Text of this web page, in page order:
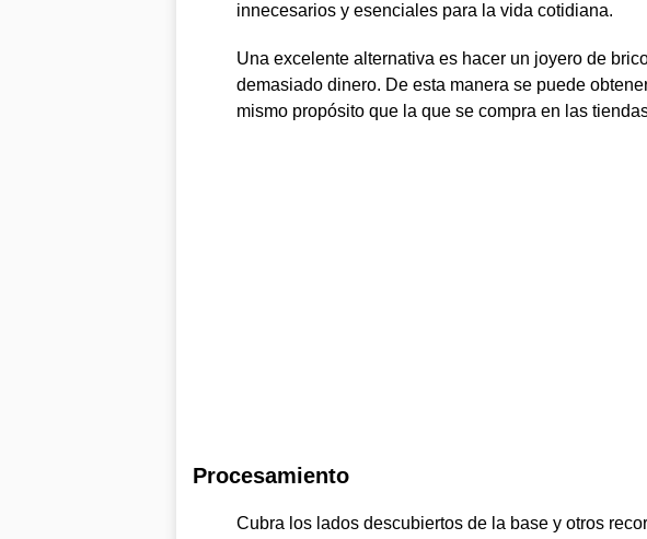
innecesarios y esenciales para la vida cotidiana.
Una excelente alternativa es hacer un joyero de
demasiado dinero. De esta manera se puede
mismo propósito que la que se compra en las
Procesamiento
Cubra los lados descubiertos de la base y otros